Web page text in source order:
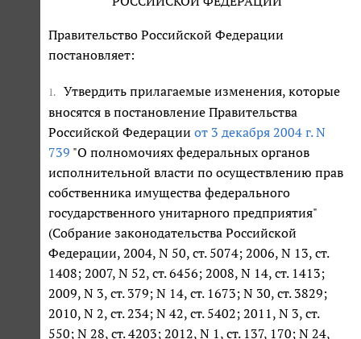
Правительство Российской Федерации
постановляет:
1.
Утвердить прилагаемые изменения, которые
вносятся в постановление Правительства
Российской Федерации от 3 декабря 2004 г. N
739 "О полномочиях федеральных органов
исполнительной власти по осуществлению прав
собственника имущества федерального
государственного унитарного предприятия"
(Собрание законодательства Российской
Федерации, 2004, N 50, ст. 5074; 2006, N 13, ст.
1408; 2007, N 52, ст. 6456; 2008, N 14, ст. 1413;
2009, N 3, ст. 379; N 14, ст. 1673; N 30, ст. 3829;
2010, N 2, ст. 234; N 42, ст. 5402; 2011, N 3, ст.
550; N 28, ст. 4203; 2012, N 1, ст. 137, 170; N 24,